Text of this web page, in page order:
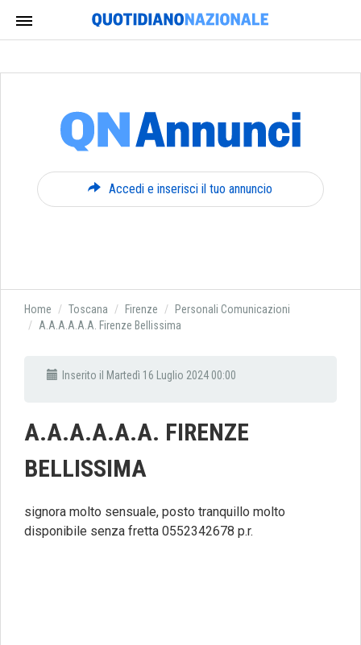
Accedi e inserisci il tuo annuncio
Home Toscana Firenze
Personali Comunicazioni
A.A.A.A.A.A. Firenze Bellissima
Inserito il Martedì 16 Luglio 2024 00:00
A.A.A.A.A.A. FIRENZE
BELLISSIMA
signora molto sensuale, posto tranquillo molto
disponibile senza fretta 0552342678 p.r.